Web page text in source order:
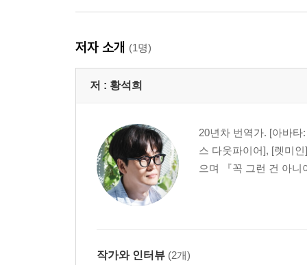
저자 소개 (1명)
저 : 황석희
20년차 번역가. [아바
스 다웃파이어], [렛미
으며 『꼭 그런 건 아
작가와 인터뷰 (2개)